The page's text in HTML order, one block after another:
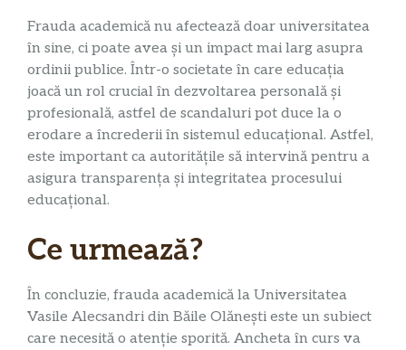
Frauda academică nu afectează doar universitatea
în sine, ci poate avea și un impact mai larg asupra
ordinii publice. Într-o societate în care educația
joacă un rol crucial în dezvoltarea personală și
profesională, astfel de scandaluri pot duce la o
erodare a încrederii în sistemul educațional. Astfel,
este important ca autoritățile să intervină pentru a
asigura transparența și integritatea procesului
educațional.
Ce urmează?
În concluzie, frauda academică la Universitatea
Vasile Alecsandri din Băile Olănești este un subiect
care necesită o atenție sporită. Ancheta în curs va